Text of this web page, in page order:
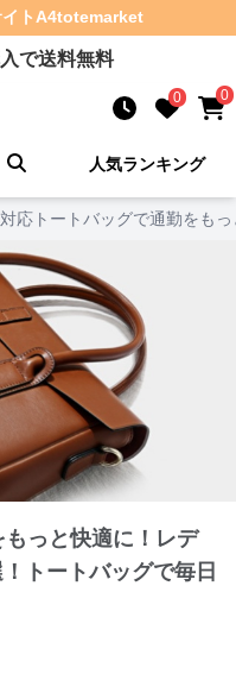
ト A4totemarket
で送料無料
0 0
人気ランキング
応トートバッグで通勤をも
っと快適に！レデ
トートバッグで毎日